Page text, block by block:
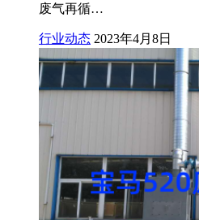
废气再循…
行业动态 2023年4月8日